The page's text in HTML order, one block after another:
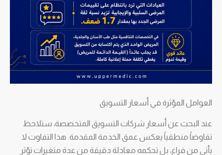
العوامل المؤثرة في أسعار التسويق
عند البحث عن أسعار شركات التسويق المتخصصة، ستلاحظ
تفاوضاً منطقياً يعكس عمق الخدمة المقدمة. هذا التفاوت لا
يأتي من فراغ، بل تحكمه معادلة دقيقة من عدة متغيرات تؤثر